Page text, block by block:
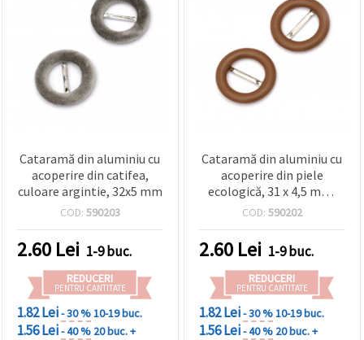
Cataramă din aluminiu cu
acoperire din catifea,
culoare argintie, 32x5 mm
COD: 590203
2.60 Lei 1-9 buc.
REDUCERI
PENTRU CANTITATE
1.82 Lei- 30 %10-19 buc.
1.56 Lei- 40 % 20 buc. +
Cataramă din aluminiu cu
acoperire din piele
ecologică, 31 x 4,5 mm,
maro
COD: 590202
2.60 Lei 1-9 buc.
REDUCERI
PENTRU CANTITATE
1.82 Lei- 30 %10-19 buc.
1.56 Lei- 40 % 20 buc. +